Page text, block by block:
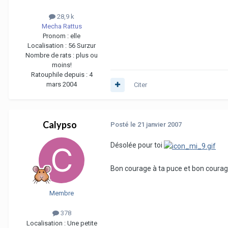
28,9 k
Mecha Rattus
Pronom : elle
Localisation : 56 Surzur
Nombre de rats : plus ou
moins!
Ratouphile depuis : 4
mars 2004
Citer
Calypso
Membre
378
Localisation : Une petite
Posté le 21 janvier 2007
Désolée pour toi
Bon courage à ta puce et bon